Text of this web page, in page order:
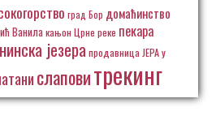
град Бор домаћинство
Ванила кањон Црне реке пекара
језера продавница ЈЕРА у
слаповитрекинг